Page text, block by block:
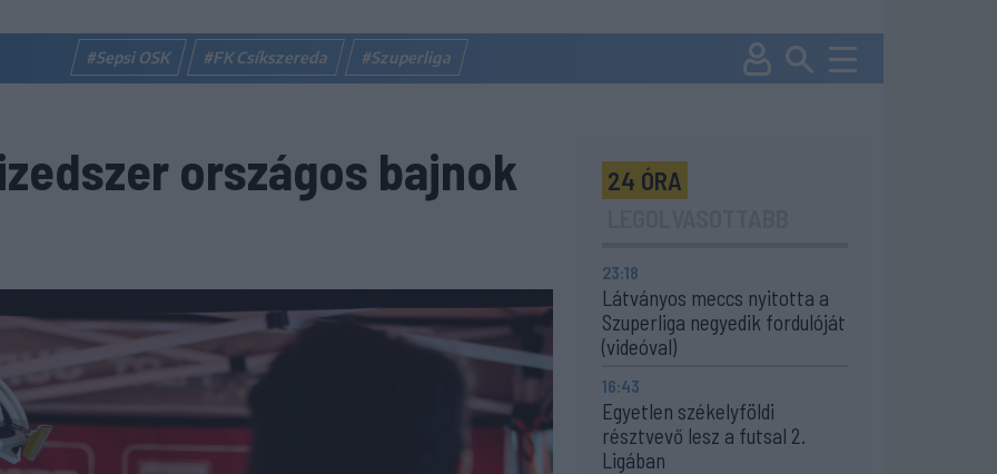
#Sepsi OSK #FK Csíkszereda #Szuperliga
országos bajnok
24 ÓRA
23:18
Látványos meccs nyitotta a
Szuperliga negyedik fordulóját
(videóval)
16:43
Egyetlen székelyföldi
résztvevő lesz a futsal 2.
Ligában